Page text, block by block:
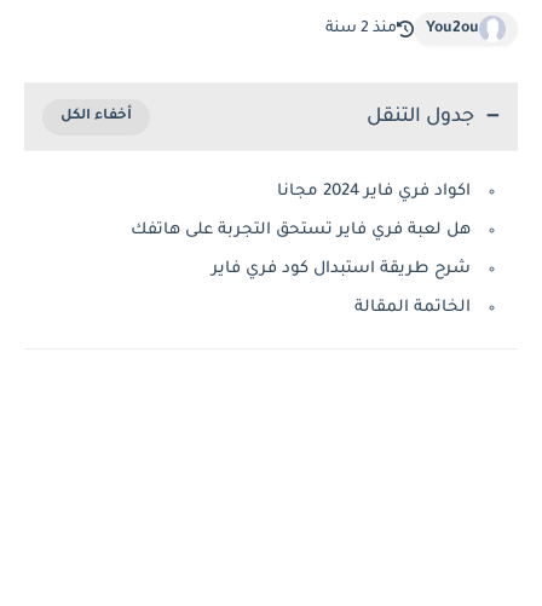
You2ou منذ 2 سنة
جدول التنقل
اكواد فري فاير 2024 مجانا
هل لعبة فري فاير تستحق التجربة على هاتفك
شرح طريقة استبدال كود فري فاير
الخاتمة المقالة